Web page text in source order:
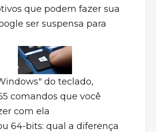
que podem fazer sua
ser suspensa para
do teclado,
comandos que você
com ela
64-bits: qual a diferença